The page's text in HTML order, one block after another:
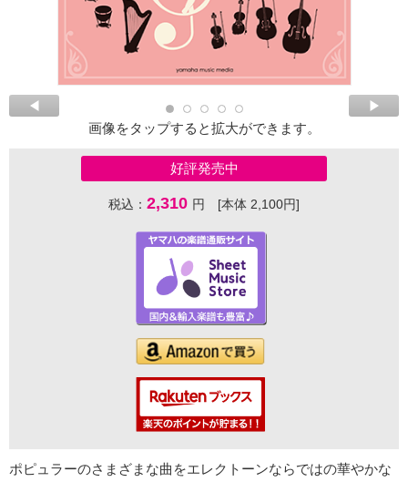
画像をタップすると拡大ができます。
好評発売中
税込： 2,310 円 [本体 2,100円]
ポピュラーのさまざまな曲をエレクトーンならではの華やかな